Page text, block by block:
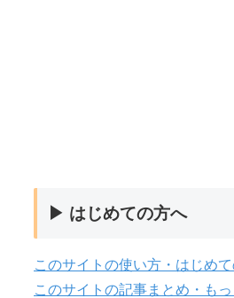
▶ はじめての方へ
このサイトの使い方・はじめ
このサイトの記事まとめ・も